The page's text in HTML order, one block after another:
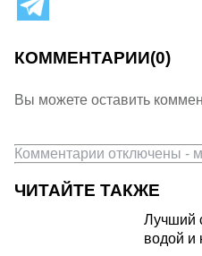
КОММЕНТАРИИ(0)
Вы можете оставить
Комментарии отключены -
ЧИТАЙТЕ ТАКЖЕ
Лучший
водой и